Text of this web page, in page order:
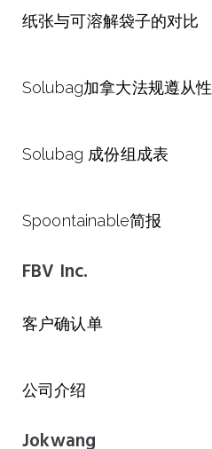
纸张与可溶解袋子的对比
Solubag加拿大法规遵从性
Solubag 成份组成表
Spoontainable简报
FBV Inc.
客户确认单
公司介绍
Jokwang